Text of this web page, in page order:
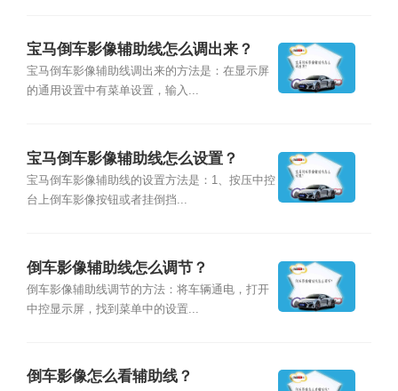
宝马倒车影像辅助线怎么调出来？
宝马倒车影像辅助线调出来的方法是：在显示屏
的通用设置中有菜单设置，输入...
宝马倒车影像辅助线怎么设置？
宝马倒车影像辅助线的设置方法是：1、按压中控
台上倒车影像按钮或者挂倒挡...
倒车影像辅助线怎么调节？
倒车影像辅助线调节的方法：将车辆通电，打开
中控显示屏，找到菜单中的设置...
倒车影像怎么看辅助线？